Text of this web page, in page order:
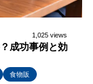
1,025 views
成功事例と効
食物販